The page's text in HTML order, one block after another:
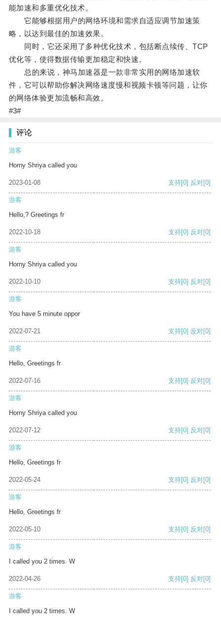
能加速和多重优化技术。
它能够根据用户的网络环境和需求自适应调节加速策
略，以达到最佳的加速效果。
同时，它还采用了多种优化技术，包括断点续传、TCP
优化等，使得数据传输更加稳定和快速。
总的来说，神马加速器是一款非常实用的网络加速软
件，它可以帮助你解决网络速度慢和视频卡顿等问题，让你
的网络体验更加流畅和高效。
#3#
评论
游客
Horny Shriya called you
2023-01-08 支持[0] 反对[0]
游客
Hello,? Greetings fr
2022-10-18 支持[0] 反对[0]
游客
Horny Shriya called you
2022-10-10 支持[0] 反对[0]
游客
You have 5 minute oppor
2022-07-21 支持[0] 反对[0]
游客
Hello, Greetings fr
2022-07-16 支持[0] 反对[0]
游客
Horny Shriya called you
2022-07-12 支持[0] 反对[0]
游客
Hello, Greetings fr
2022-05-24 支持[0] 反对[0]
游客
Hello, Greetings fr
2022-05-10 支持[0] 反对[0]
游客
I called you 2 times. W
2022-04-26 支持[0] 反对[0]
游客
I called you 2 times. W